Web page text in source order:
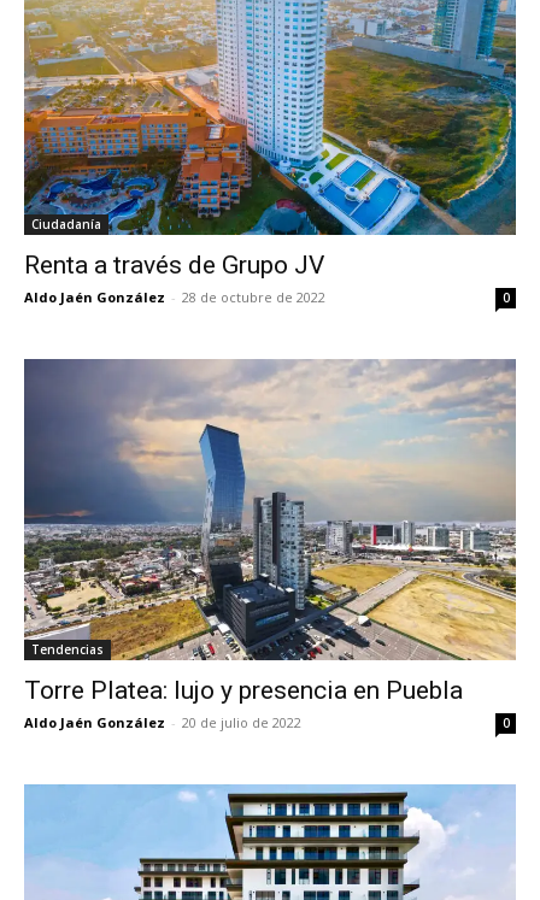
Ciudadanía
Renta a través de Grupo JV
Aldo Jaén González - 28 de octubre de 2022 0
Tendencias
Torre Platea: lujo y presencia en Puebla
Aldo Jaén González - 20 de julio de 2022 0